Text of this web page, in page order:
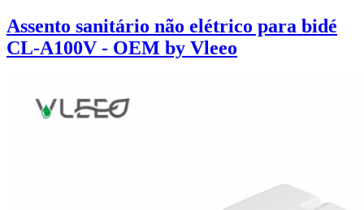
Assento sanitário não elétrico para bidé
CL-A100V - OEM by Vleeo